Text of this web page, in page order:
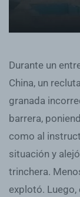
Durante un
China, un
granada
barrera,
como al
situación y
trinchera.
explotó.